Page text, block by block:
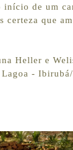
início de um
certeza que
Heller e
- Ibirubá/